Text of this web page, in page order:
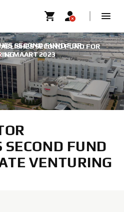
SECOND FUND FOR
SECOND FUND FOR
12 MAART 2023
SECOND FUND
VENTURING